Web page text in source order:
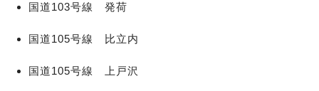
国道103号線 発荷
国道105号線 比立内
国道105号線 上戸沢